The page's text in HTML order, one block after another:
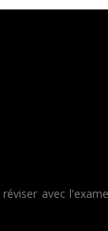
avec